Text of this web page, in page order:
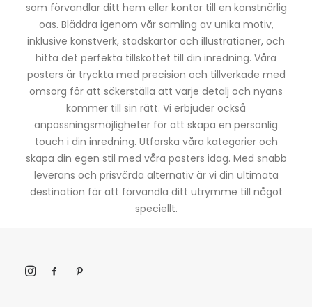
som förvandlar ditt hem eller kontor till en konstnärlig
oas. Bläddra igenom vår samling av unika motiv,
inklusive konstverk, stadskartor och illustrationer, och
hitta det perfekta tillskottet till din inredning. Våra
posters är tryckta med precision och tillverkade med
omsorg för att säkerställa att varje detalj och nyans
kommer till sin rätt. Vi erbjuder också
anpassningsmöjligheter för att skapa en personlig
touch i din inredning. Utforska våra kategorier och
skapa din egen stil med våra posters idag. Med snabb
leverans och prisvärda alternativ är vi din ultimata
destination för att förvandla ditt utrymme till något
speciellt.